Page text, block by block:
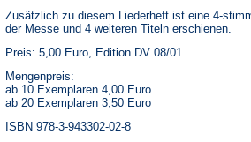
Zusätzlich zu diesem Liederheft ist eine 4-
der Messe und 4 weiteren Titeln erschienen.
Preis: 5,00 Euro, Edition DV 08/01
Mengenpreis:
ab 10 Exemplaren 4,00 Euro
ab 20 Exemplaren 3,50 Euro
ISBN 978-3-943302-02-8